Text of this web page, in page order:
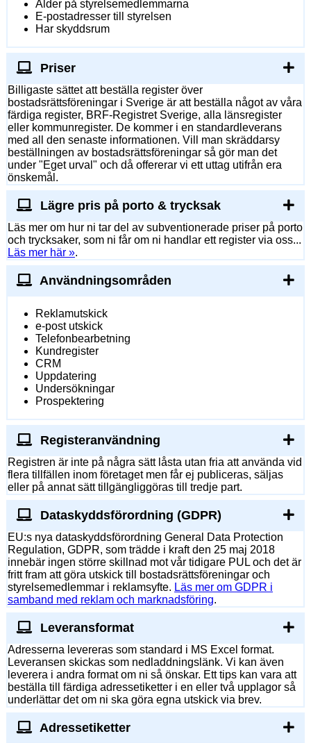
Ålder på styrelsemedlemmarna
E-postadresser till styrelsen
Har skyddsrum
Priser
Billigaste sättet att beställa register över
bostadsrättsföreningar i Sverige är att beställa något av våra
färdiga register, BRF-Registret Sverige, alla länsregister
eller kommunregister. De kommer i en standardleverans
med all den senaste informationen. Vill man skräddarsy
beställningen av bostadsrättsföreningar så gör man det
under "Eget urval" och då offererar vi ett uttag utifrån era
önskemål.
Lägre pris på porto & trycksak
Läs mer om hur ni tar del av subventionerade priser på porto
och trycksaker, som ni får om ni handlar ett register via oss...
Läs mer här ».
Användningsområden
Reklamutskick
e-post utskick
Telefonbearbetning
Kundregister
CRM
Uppdatering
Undersökningar
Prospektering
Registeranvändning
Registren är inte på några sätt låsta utan fria att använda vid
flera tillfällen inom företaget men får ej publiceras, säljas
eller på annat sätt tillgängliggöras till tredje part.
Dataskyddsförordning (GDPR)
EU:s nya dataskyddsförordning General Data Protection
Regulation, GDPR, som trädde i kraft den 25 maj 2018
innebär ingen större skillnad mot vår tidigare PUL och det är
fritt fram att göra utskick till bostadsrättsföreningar och
styrelsemedlemmar i reklamsyfte. Läs mer om GDPR i
samband med reklam och marknadsföring.
Leveransformat
Adresserna levereras som standard i MS Excel format.
Leveransen skickas som nedladdningslänk. Vi kan även
leverera i andra format om ni så önskar. Ett tips kan vara att
beställa till färdiga adressetiketter i en eller två upplagor så
underlättar det om ni ska göra egna utskick via brev.
Adressetiketter